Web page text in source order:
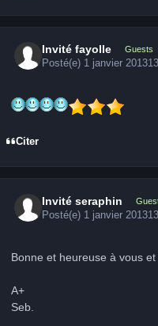
Invité fayolle Guests
Posté(e) 1 janvier 2013
Citer
Invité seraphin
Posté(e) 1 janvier 2013
Bonne et heureuse à vous
A+
Seb.